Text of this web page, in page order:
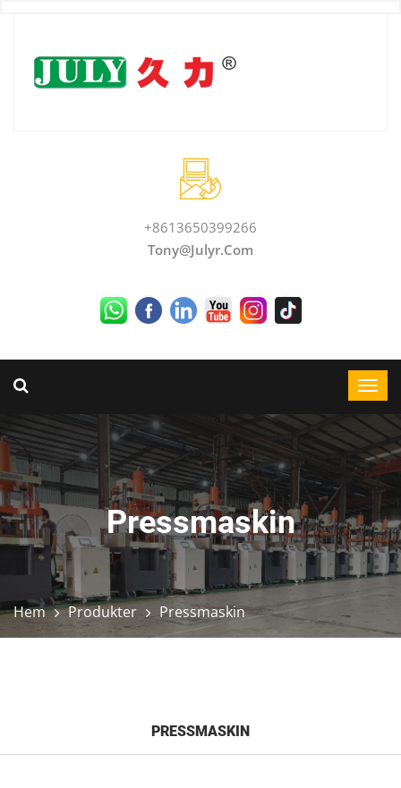
+8613650399266
Tony@julyr.com
Pressmaskin
Hem Produkter Pressmaskin
PRESSMASKIN